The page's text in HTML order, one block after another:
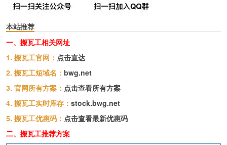
本站推荐
一、搬瓦工相关网址
1. 搬瓦工官网： 点击直达
2. 搬瓦工短域名： bwg.net
3. 官网所有方案： 点击查看所有方案
4. 搬瓦工实时库存： stock.bwg.net
5. 搬瓦工优惠码： 点击查看最新优惠码
二、搬瓦工推荐方案